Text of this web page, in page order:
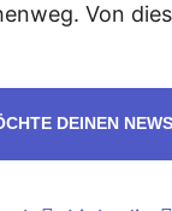
Von
DEINEN